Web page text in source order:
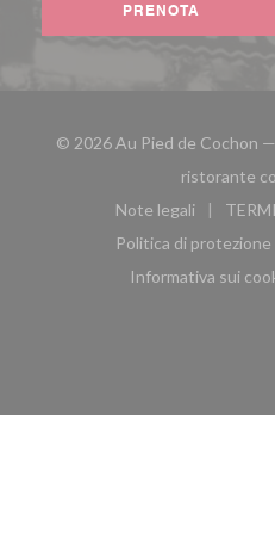
PRENOTA
© 2026 Au Pied de Cochon
ristorante
Note legali
((apre una
Politica di
Informativa sui